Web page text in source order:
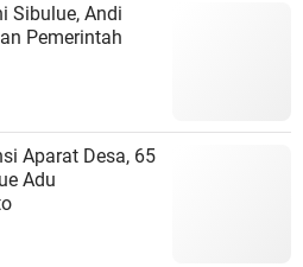
Sibulue, Andi
Pemerintah
Aparat Desa, 65
Adu